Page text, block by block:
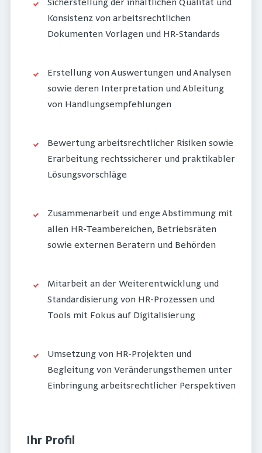
Sicherstellung der inhaltlichen Qualität und
Konsistenz von arbeitsrechtlichen
Dokumenten Vorlagen und HR-Standards
Erstellung von Auswertungen und Analysen
sowie deren Interpretation und Ableitung
von Handlungsempfehlungen
Bewertung arbeitsrechtlicher Risiken sowie
Erarbeitung rechtssicherer und praktikabler
Lösungsvorschläge
Zusammenarbeit und enge Abstimmung mit
allen HR-Teambereichen, Betriebsräten
sowie externen Beratern und Behörden
Mitarbeit an der Weiterentwicklung und
Standardisierung von HR-Prozessen und
Tools mit Fokus auf Digitalisierung
Umsetzung von HR-Projekten und
Begleitung von Veränderungsthemen unter
Einbringung arbeitsrechtlicher Perspektiven
Ihr Profil